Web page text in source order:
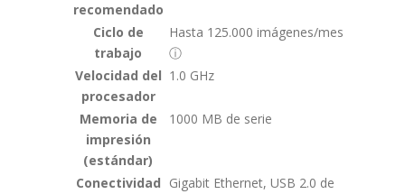
recomendado
Ciclo de
trabajo
Hasta 125.000 imágenes/mes
ⓘ
Velocidad del
procesador
1.0 GHz
Memoria de
impresión
(estándar)
1000 MB de serie
Conectividad Gigabit Ethernet, USB 2.0 de